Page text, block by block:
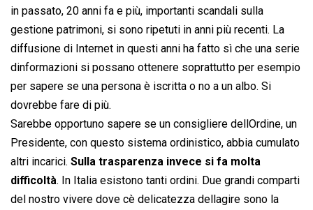
in passato, 20 anni fa e più, importanti scandali sulla
gestione patrimoni, si sono ripetuti in anni più recenti. La
diffusione di Internet in questi anni ha fatto sì che una serie
dinformazioni si possano ottenere soprattutto per esempio
per sapere se una persona è iscritta o no a un albo. Si
dovrebbe fare di più.
Sarebbe opportuno sapere se un consigliere dellOrdine, un
Presidente, con questo sistema ordinistico, abbia cumulato
altri incarici. Sulla trasparenza invece si fa molta
difficoltà. In Italia esistono tanti ordini. Due grandi comparti
del nostro vivere dove cè delicatezza dellagire sono la